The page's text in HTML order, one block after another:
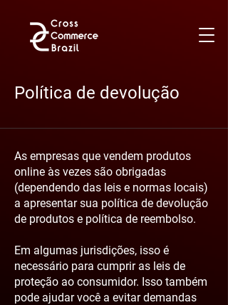
Política de devolução
As empresas que vendem produtos
online às vezes são obrigadas
(dependendo das leis e normas locais)
a apresentar sua política de devolução
de produtos e política de reembolso.
Em algumas jurisdições, isso é
necessário para cumprir as leis de
proteção ao consumidor. Isso também
pode ajudar você a evitar demandas